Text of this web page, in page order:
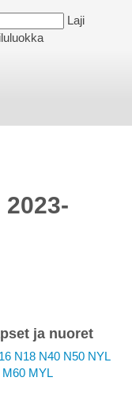
Laji
ja nuoret
N18 N40 N50 NYL
M60 MYL